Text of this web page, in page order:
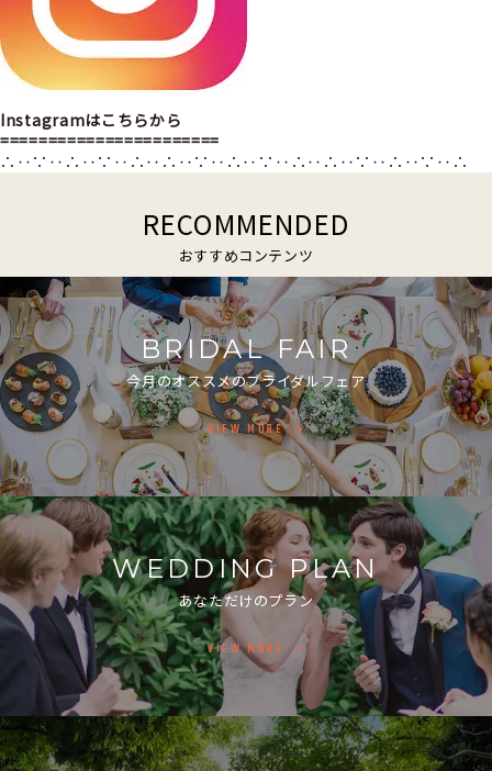
Instagramはこちらから
=======================
∴‥∵‥∴‥∵‥∴‥∴‥∵‥∴‥∵‥∴‥∴‥∵‥∴‥∵‥∴
RECOMMENDED
おすすめコンテンツ
BRIDAL FAIR
今月のオススメのブライダルフェア
VIEW MORE
WEDDING PLAN
あなただけのプラン
VIEW MORE